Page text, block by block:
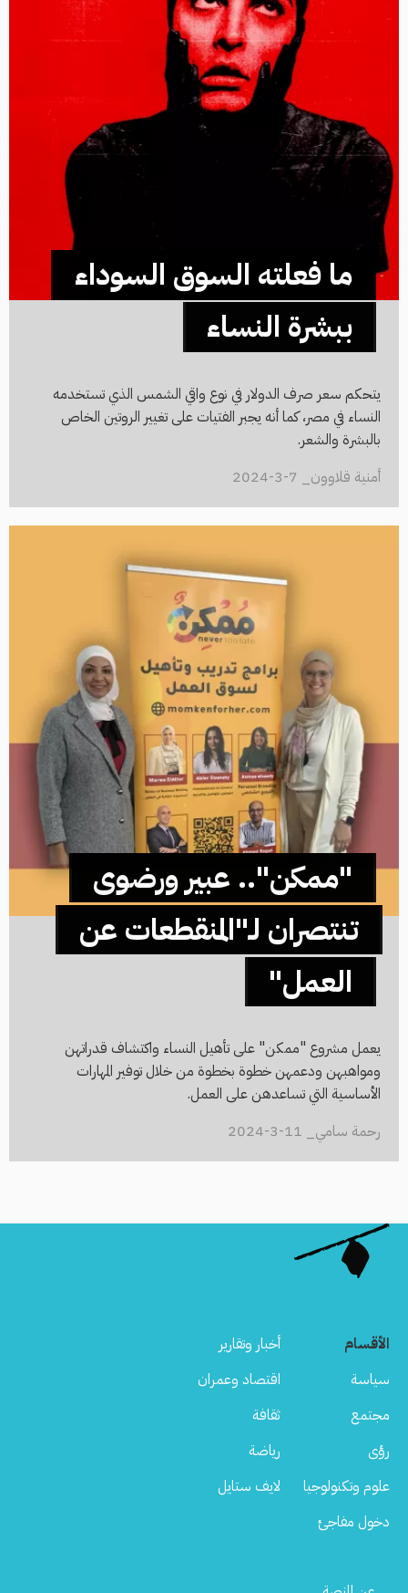
ما فعلته السوق السوداء
ببشرة النساء
يتحكم سعر صرف الدولار في نوع واقي الشمس الذي تستخدمه
النساء في مصر، كما أنه يجبر الفتيات على تغيير الروتين الخاص
بالبشرة والشعر.
أمنية قلاوون_ 7-3-2024
"ممكن".. عبير ورضوى
تنتصران لـ"المنقطعات عن
العمل"
يعمل مشروع "ممكن" على تأهيل النساء واكتشاف قدراتهن
ومواهبهن ودعمهن خطوة بخطوة من خلال توفير المهارات
الأساسية التي تساعدهن على العمل.
رحمة سامي_ 11-3-2024
الأقسام
أخبار وتقارير
سياسة
اقتصاد وعمران
مجتمع
ثقافة
رؤى
رياضة
علوم وتكنولوجيا
لايف ستايل
دخول مفاجئ
Footer